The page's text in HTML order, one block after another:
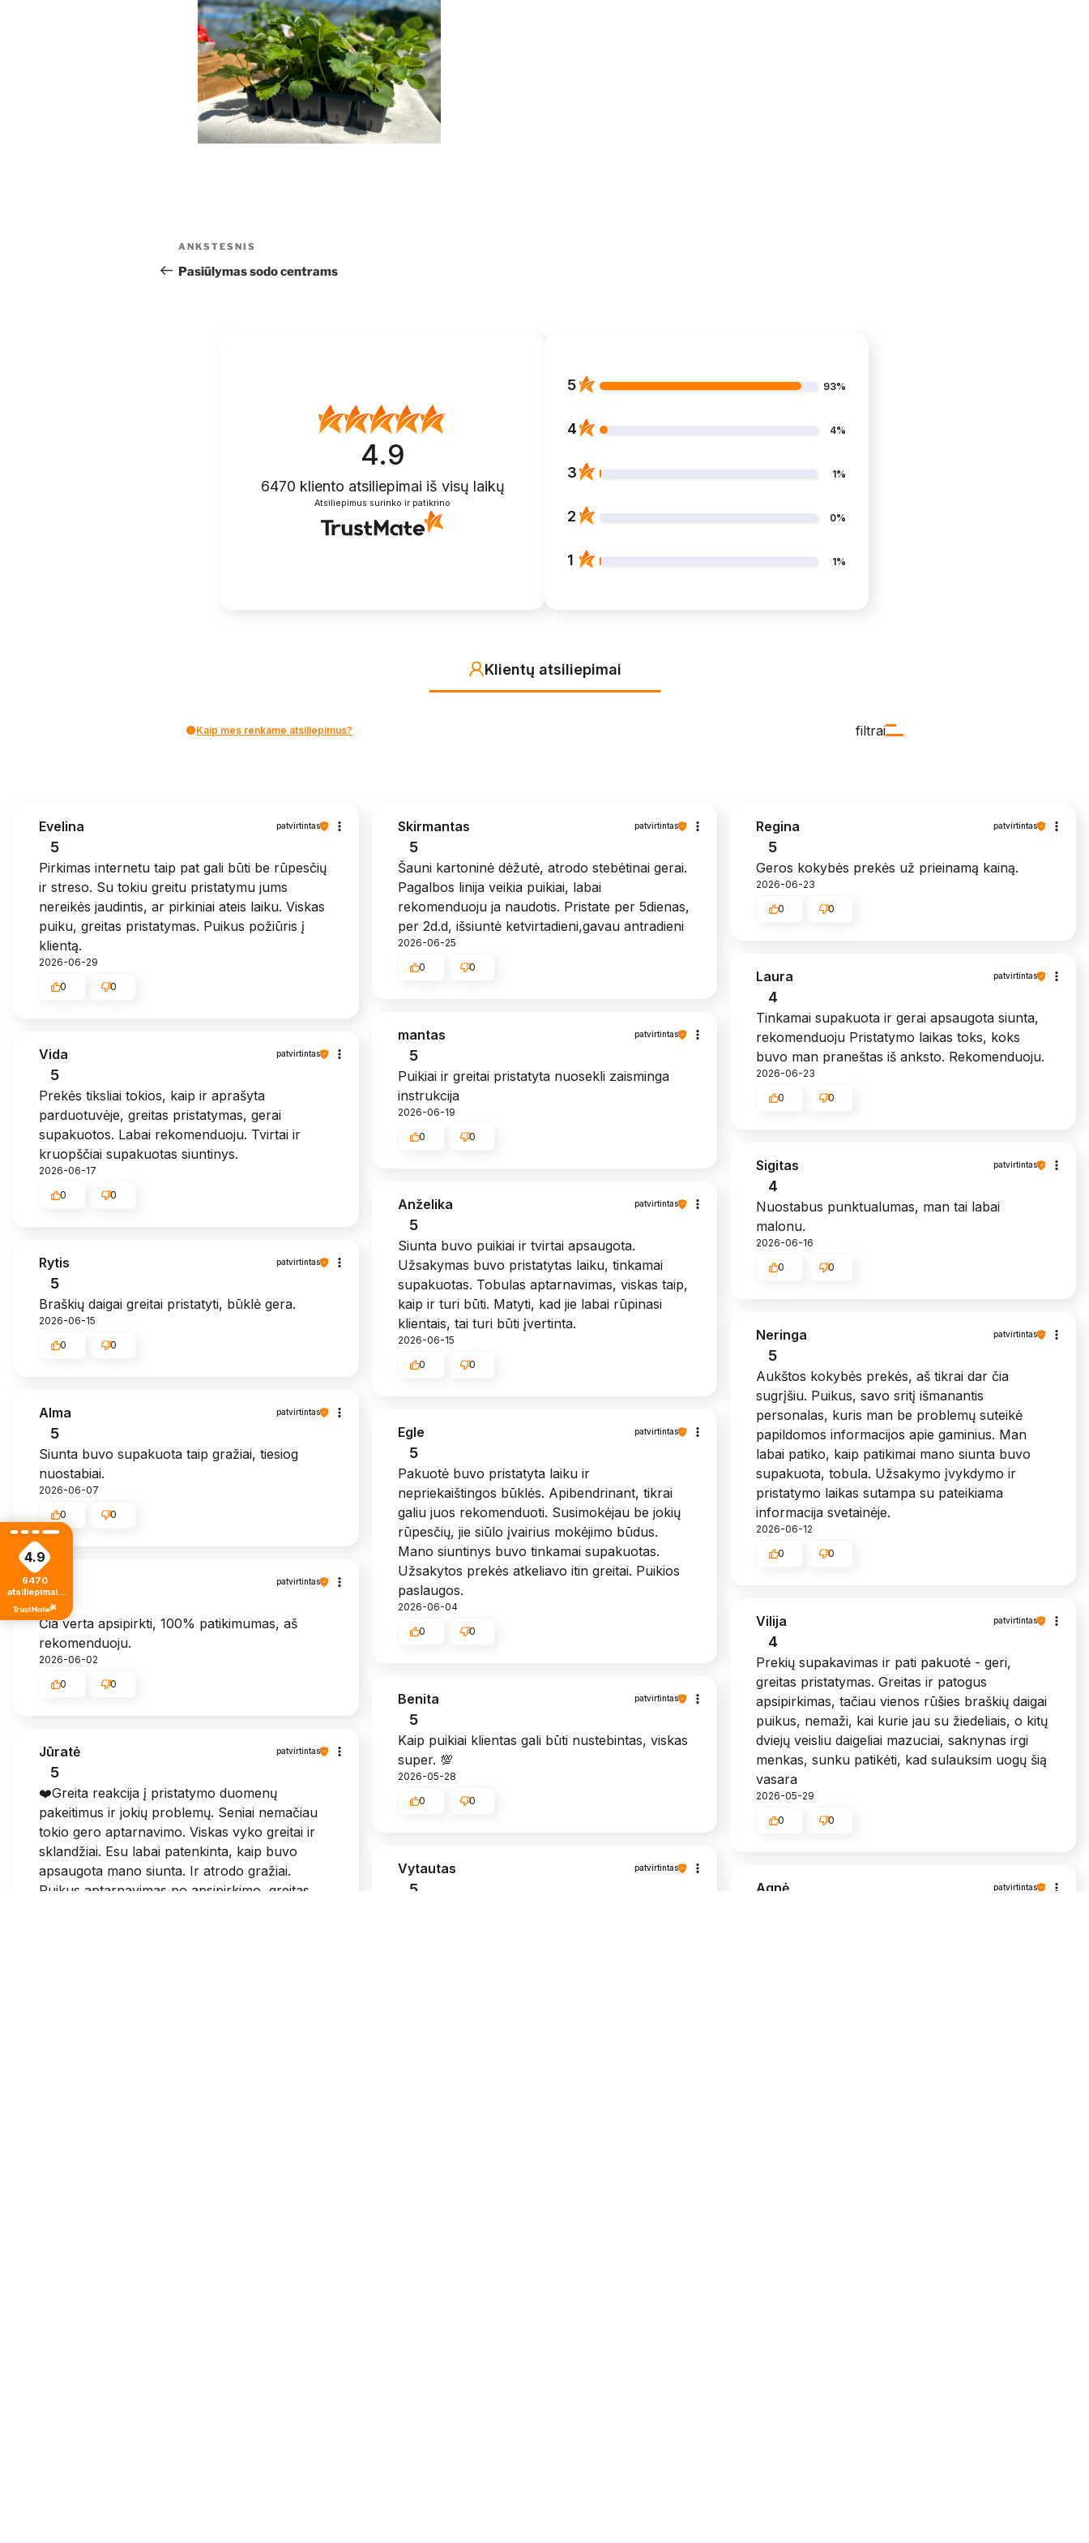
Navigacija
tarp
Ankstesnis
įrašas
ANKSTESNIS
Pasiūlymas sodo centrams
4.9
6470 kliento atsiliepimai iš visų laikų
Atsiliepimus surinko ir patikrino
5 93%
4 4%
3 1%
2 0%
1 1%
Klientų atsiliepimai
filtrai
Kaip mes renkame atsiliepimus?
Evelina patvirtintas
5
Pirkimas internetu taip pat gali būti be rūpesčių
ir streso. Su tokiu greitu pristatymu jums
nereikės jaudintis, ar pirkiniai ateis laiku. Viskas
puiku, greitas pristatymas. Puikus požiūris į
klientą.
2026-06-29
0 0
Skirmantas patvirtintas
5
Šauni kartoninė dėžutė, atrodo stebėtinai gerai.
Pagalbos linija veikia puikiai, labai
rekomenduoju ja naudotis. Pristate per 5dienas,
per 2d.d, išsiuntė ketvirtadieni,gavau antradieni
2026-06-25
0 0
Regina patvirtintas
5
Geros kokybės prekės už prieinamą kainą.
2026-06-23
0 0
Laura patvirtintas
4
Tinkamai supakuota ir gerai apsaugota siunta,
rekomenduoju Pristatymo laikas toks, koks
buvo man praneštas iš anksto. Rekomenduoju.
2026-06-23
0 0
mantas patvirtintas
5
Puikiai ir greitai pristatyta nuosekli zaisminga
instrukcija
2026-06-19
0 0
Vida patvirtintas
5
Prekės tiksliai tokios, kaip ir aprašyta
parduotuvėje, greitas pristatymas, gerai
supakuotos. Labai rekomenduoju. Tvirtai ir
kruopščiai supakuotas siuntinys.
2026-06-17
0 0
Sigitas patvirtintas
4
Nuostabus punktualumas, man tai labai
malonu.
2026-06-16
0 0
Anželika patvirtintas
5
Siunta buvo puikiai ir tvirtai apsaugota.
Užsakymas buvo pristatytas laiku, tinkamai
supakuotas. Tobulas aptarnavimas, viskas taip,
kaip ir turi būti. Matyti, kad jie labai rūpinasi
klientais, tai turi būti įvertinta.
2026-06-15
0 0
Rytis patvirtintas
5
Braškių daigai greitai pristatyti, būklė gera.
2026-06-15
0 0
Neringa patvirtintas
5
Aukštos kokybės prekės, aš tikrai dar čia
sugrįšiu. Puikus, savo sritį išmanantis
personalas, kuris man be problemų suteikė
papildomos informacijos apie gaminius. Man
labai patiko, kaip patikimai mano siunta buvo
supakuota, tobula. Užsakymo įvykdymo ir
pristatymo laikas sutampa su pateikiama
informacija svetainėje.
2026-06-12
0 0
Alma patvirtintas
5
Siunta buvo supakuota taip gražiai, tiesiog
nuostabiai.
2026-06-07
0 0
Egle patvirtintas
5
Pakuotė buvo pristatyta laiku ir
nepriekaištingos būklės. Apibendrinant, tikrai
galiu juos rekomenduoti. Susimokėjau be jokių
rūpesčių, jie siūlo įvairius mokėjimo būdus.
Mano siuntinys buvo tinkamai supakuotas.
Užsakytos prekės atkeliavo itin greitai. Puikios
paslaugos.
2026-06-04
0 0
Zita patvirtintas
5
Čia verta apsipirkti, 100% patikimumas, aš
rekomenduoju.
2026-06-02
0 0
Vilija patvirtintas
4
Prekių supakavimas ir pati pakuotė - geri,
greitas pristatymas. Greitas ir patogus
apsipirkimas, tačiau vienos rūšies braškių daigai
puikus, nemaži, kai kurie jau su žiedeliais, o kitų
dviejų veisliu daigeliai mazuciai, saknynas irgi
menkas, sunku patikėti, kad sulauksim uogų šią
vasara
2026-05-29
0 0
Benita patvirtintas
5
Kaip puikiai klientas gali būti nustebintas, viskas
super. 💯
2026-05-28
0 0
Jūratė patvirtintas
5
❤️Greita reakcija į pristatymo duomenų
pakeitimus ir jokių problemų. Seniai nemačiau
tokio gero aptarnavimo. Viskas vyko greitai ir
sklandžiai. Esu labai patenkinta, kaip buvo
apsaugota mano siunta. Ir atrodo gražiai.
Puikus aptarnavimas po apsipirkimo, greitas
Vytautas patvirtintas
5 Agnė patvirtintas
4.9
6470
atsiliepimais
iš visų laikų